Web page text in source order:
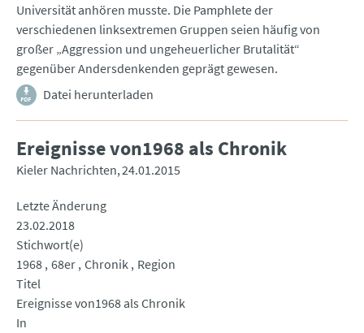
Universität anhören musste. Die Pamphlete der
verschiedenen linksextremen Gruppen seien häufig von
großer „Aggression und ungeheuerlicher Brutalität“
gegenüber Andersdenkenden geprägt gewesen.
Datei herunterladen
Ereignisse von1968 als Chronik
Kieler Nachrichten 24.01.2015
Letzte Änderung
23.02.2018
Stichwort(e)
1968 68er Chronik Region
Titel
Ereignisse von1968 als Chronik
In